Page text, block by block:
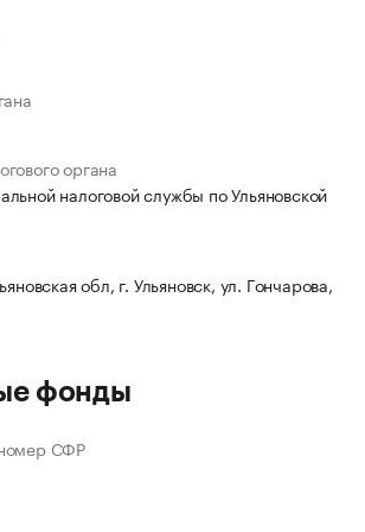
органа
налоговой службы по Ульяновской
обл, г. Ульяновск, ул. Гончарова,
фонды
СФР